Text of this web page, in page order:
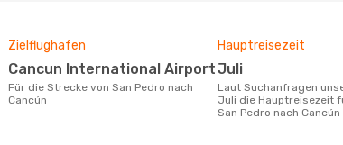
Zielflughafen
Cancun International Airport
Für die Strecke von San Pedro nach
Cancún
Hauptreisezeit
Juli
Laut Suchanfragen unserer Kunden ist
Juli die Hauptreisezeit
San Pedro nach Cancún